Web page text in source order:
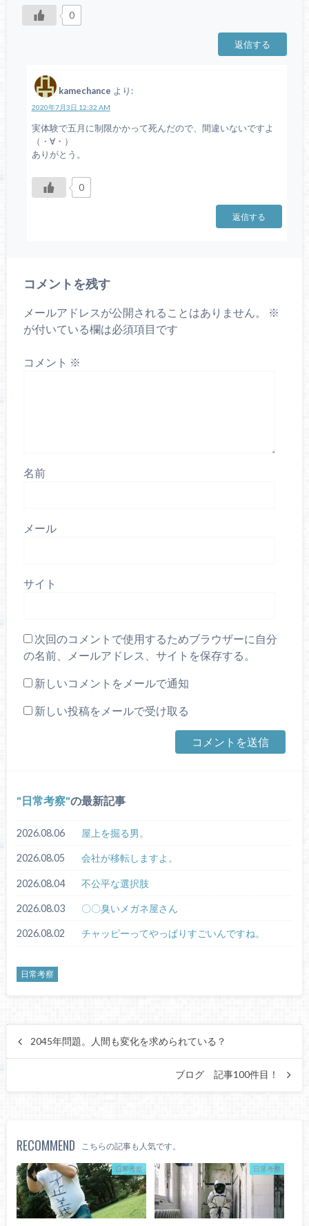
0
返信する
kamechance より:
2020年7月3日 12:32 AM
実体験で五月に制限かかって死んだので、間違いないですよ
（・∀・）
ありがとう。
0
返信する
コメントを残す
メールアドレスが公開されることはありません。
※
が付いている欄は必須項目です
コメント ※
名前
メール
サイト
次回のコメントで使用するためブラウザーに自分
の名前、メールアドレス、サイトを保存する。
新しいコメントをメールで通知
新しい投稿をメールで受け取る
日常考察 の最新記事
2026.08.06 屋上を掘る男。
2026.08.05 会社が移転しますよ。
2026.08.04 不公平な選択肢
2026.08.03 〇〇臭いメガネ屋さん
2026.08.02 チャッピーってやっぱりすごいんですね。
日常考察
2045年問題。人間も変化を求められている？
ブログ 記事100件目！
RECOMMEND こちらの記事も人気です。
日常考察 日常考察